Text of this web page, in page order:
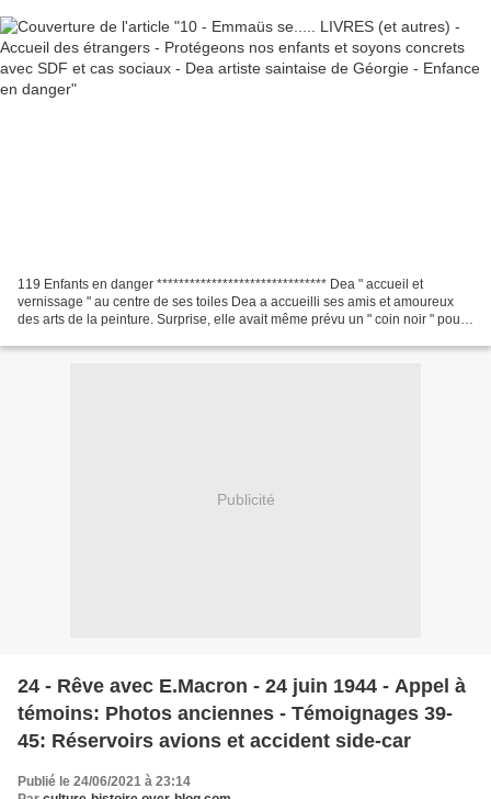
119 Enfants en danger ******************************* Dea " accueil et
vernissage " au centre de ses toiles Dea a accueilli ses amis et amoureux
des arts de la peinture. Surprise, elle avait même prévu un " coin noir " pour
Publicité
24 - Rêve avec E.Macron - 24 juin 1944 - Appel à
témoins: Photos anciennes - Témoignages 39-
45: Réservoirs avions et accident side-car
Publié le 24/06/2021 à 23:14